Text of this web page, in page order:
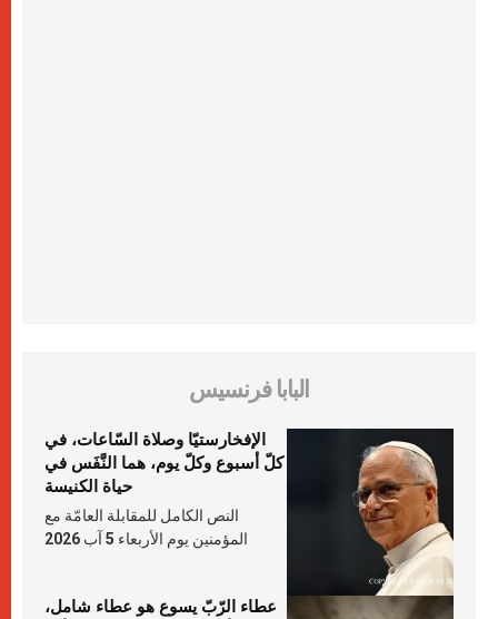
البابا فرنسيس
الإفخارستيّا وصلاة السّاعات، في
كلّ أسبوع وكلّ يوم، هما النَّفَس في
حياة الكنيسة
النص الكامل للمقابلة العامّة مع
المؤمنين يوم الأربعاء 5 آب 2026
عطاء الرّبّ يسوع هو عطاء شامل،